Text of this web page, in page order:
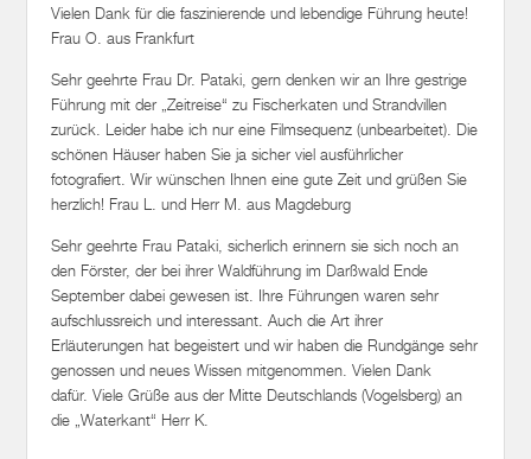
Sehr geehrte Frau Dr. Pataki, gern denken wir an Ihre gestrige
zurück. Leider habe ich nur eine Filmsequenz (unbearbeitet). Die
schönen Häuser haben Sie ja sicher viel ausführlicher
fotografiert. Wir wünschen Ihnen eine gute Zeit und grüßen Sie
herzlich! Frau L. und Herr M. aus Magdeburg
Sehr geehrte Frau Pataki, sicherlich erinnern sie sich noch an
September dabei gewesen ist. Ihre Führungen waren sehr
aufschlussreich und interessant. Auch die Art ihrer
Erläuterungen hat begeistert und wir haben die Rundgänge sehr
genossen und neues Wissen mitgenommen. Vielen Dank
dafür. Viele Grüße aus der Mitte Deutschlands (Vogelsberg) an
die „Waterkant“ Herr K.